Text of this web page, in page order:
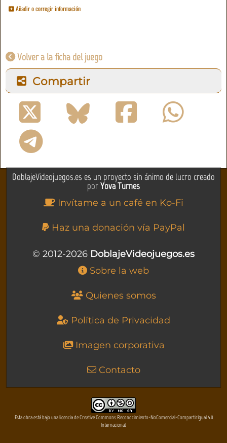
Añadir o corregir información
Volver a la ficha del juego
Compartir
DoblajeVideojuegos.es es un proyecto sin ánimo de lucro creado
porYova Turnes
Invítame a un café en Ko-Fi
Haz una donación vía PayPal
© 2012-2026 DoblajeVideojuegos.es
Sobre la web
Quienes somos
Política de Privacidad
Imagen corporativa
Contacto
Esta obra está bajo una licencia de Creative Commons Reconocimiento-NoComercial-CompartirIgual 4.0
Internacional